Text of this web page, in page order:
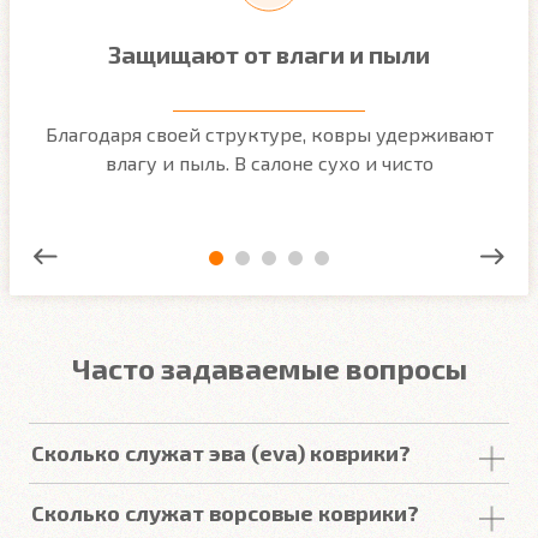
Защищают от влаги и пыли
Благодаря своей структуре, ковры удерживают
влагу и пыль. В салоне сухо и чисто
Часто задаваемые вопросы
Сколько служат эва (eva) коврики?
покрытий изЕВА в среднем составляет 2-3
.
Сколько служат ворсовые коврики?